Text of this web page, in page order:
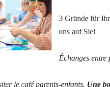
3 Gründe für
uns auf Sie!
Échanges
le café parents-enfants. Une